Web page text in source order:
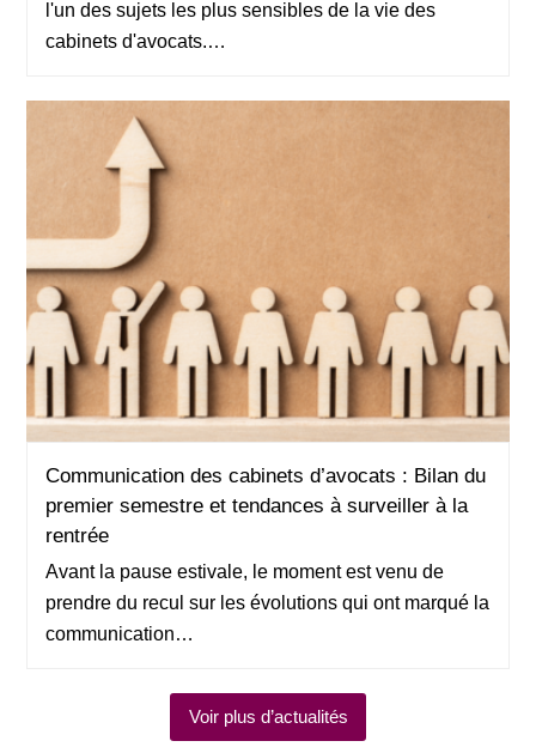
l'un des sujets les plus sensibles de la vie des
cabinets d'avocats.…
Communication des cabinets d’avocats : Bilan
du premier semestre et tendances à surveiller à
Communication des cabinets d’avocats : Bilan du
premier semestre et tendances à surveiller à la
rentrée
Avant la pause estivale, le moment est venu de
prendre du recul sur les évolutions qui ont marqué la
communication…
Voir plus d’actualités